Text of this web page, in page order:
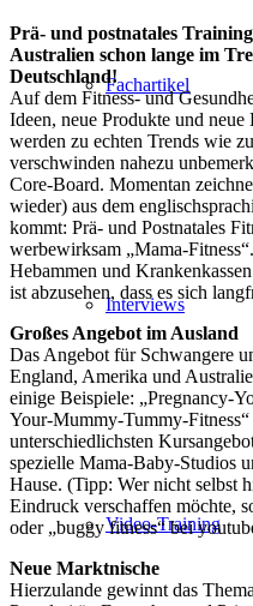
Fachartikel
Interviews
Video-Training
Prä- und postnatales
Australien schon lange im
Deutschland!
Auf dem Fitness- und
Ideen, neue Produkte und
werden zu echten Trends wie
verschwinden nahezu
Core-Board. Momentan
wieder) aus dem
kommt: Prä- und Postnatales
werbewirksam „Mama-
Hebammen und
ist abzusehen, dass es sich
Großes Angebot im Ausland
Das Angebot für Schwangere
England, Amerika und
einige Beispiele: „Pregnancy-
Your-Mummy-Tummy-
unterschiedlichsten
spezielle Mama-Baby-Studios
Hause. (Tipp: Wer nicht selbst
Eindruck verschaffen möchte,
oder „buggy fitness“ bei
Neue Marktnische
Hierzulande gewinnt das